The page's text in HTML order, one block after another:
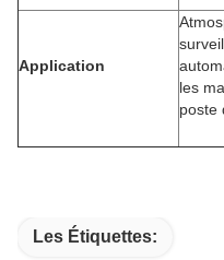
Application
les
poste
Les Étiquettes: